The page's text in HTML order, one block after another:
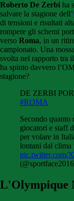
Roberto De Zerbi ha
salvare la stagione dell’
di tensioni e risultati
rompere gli schemi
verso Roma, in un
campionato. Una
svolta nel rapporto tra
ha spinto davvero
stagione?
DE ZERBI
#ROMA
Secondo
giocatori e staff
per volare in
lontani dal clima
pic.twitter.com/
L'Olympique